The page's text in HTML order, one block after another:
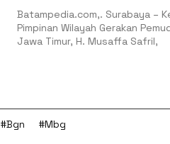
Batampedia.com,. Surabaya –
Pimpinan Wilayah Gerakan
Jawa Timur, H. Musaffa Safril,
#Bgn #Mbg